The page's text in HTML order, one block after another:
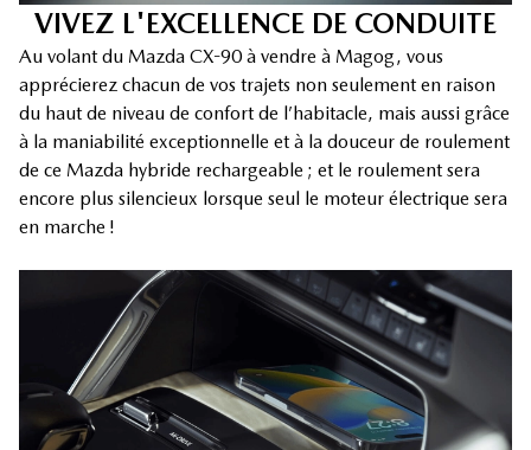
VIVEZ L'EXCELLENCE DE CONDUITE
Au volant du Mazda CX-90 à vendre à Magog, vous
apprécierez chacun de vos trajets non seulement en raison
du haut de niveau de confort de l’habitacle, mais aussi grâce
à la maniabilité exceptionnelle et à la douceur de roulement
de ce Mazda hybride rechargeable ; et le roulement sera
encore plus silencieux lorsque seul le moteur électrique sera
en marche !